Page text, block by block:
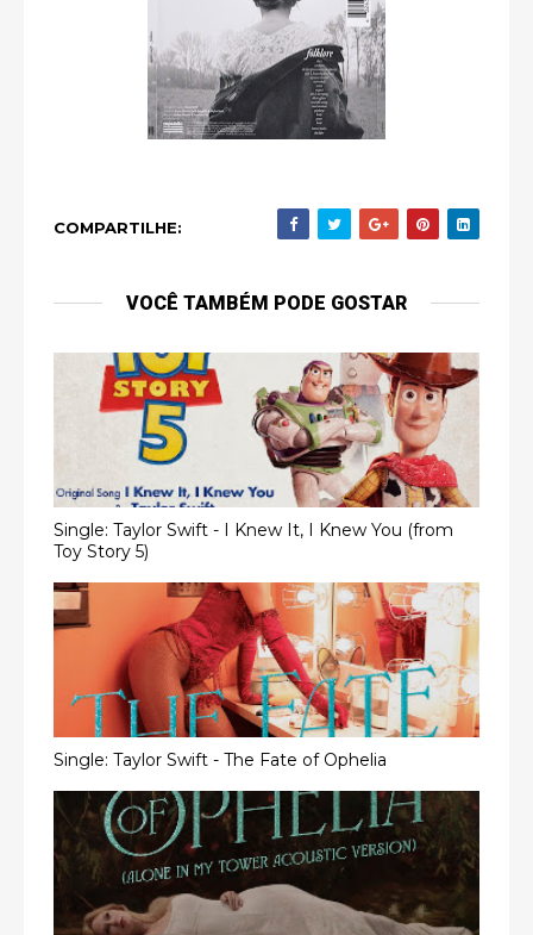
COMPARTILHE:
VOCÊ TAMBÉM PODE GOSTAR
Single: Taylor Swift - I Knew It, I Knew You (from
Toy Story 5)
Single: Taylor Swift - The Fate of Ophelia